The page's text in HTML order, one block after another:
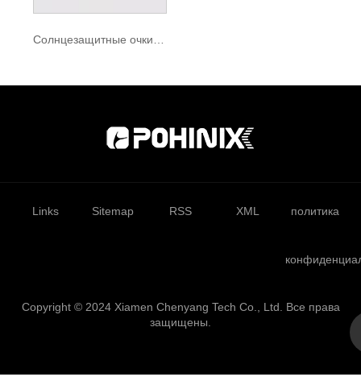
Links Sitemap RSS XML политика
Copyright © 2024 Xiamen Chenyang Tech Co., Ltd. Все права
защищены.